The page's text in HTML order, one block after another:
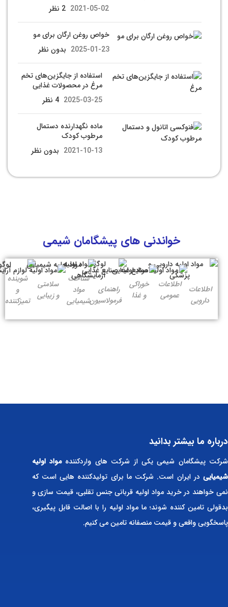
2021-05-02 2 نظر
خواص روغن ارگان برای مو
2025-01-23 بدون نظر
استفاده از جایگزین‌های تخم
مرغ در محصولات غذایی
2025-03-25 4 نظر
ماده نگهدارنده دستمال
مرطوب کودک
2021-10-13 بدون نظر
خواندنی های پیشگامان شیمی
اطلاعات
دارویی
اطلاعات
عمومی
خوراکی
و غذا
راهنمای
فرمولاسیون
شناخت
مواد
شیمیایی
سلامتی
و زیبایی
شوینده
و
تمیزکننده
درباره ما بیشتر بدانید
شرکت پیشگامان شیمی یکی از شرکت های واردکنندهمواد اولیه
شیمیایی در ایران است. شرکت ما برای تولیدکننده هایی است که
نمی خواهند در خرید مواد اولیه قربانی جنس تقلبی، قیمت سازی و
بدقولی تامین کننده شوند؛ ما مواد اولیه را با اصالت قابل پیگیری،
پاسخگویی واقعی و قیمت منصفانه تامین می کنیم.